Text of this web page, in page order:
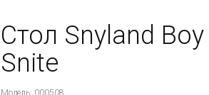
Стол Snyland Boy
Snite
Модель: 000508